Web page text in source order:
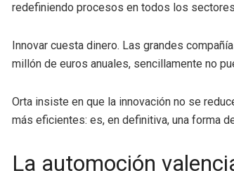
redefiniendo procesos en todos los
Innovar cuesta dinero. Las grandes
millón de euros anuales, sencillamente no
Orta insiste en que la innovación no se
más eficientes: es, en definitiva, una forma
La automoción